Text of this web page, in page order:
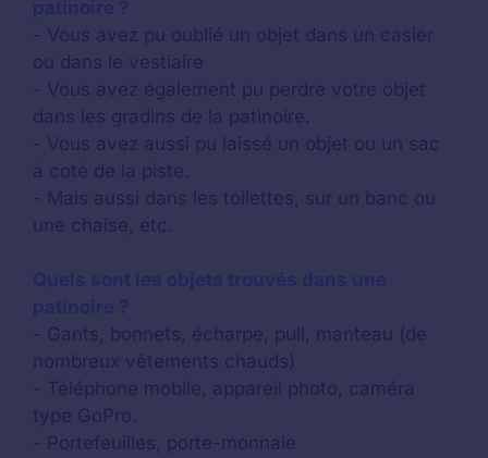
- Vous avez pu oublié un objet dans un casier
ou dans le vestiaire
- Vous avez également pu perdre votre objet
dans les gradins de la patinoire.
- Vous avez aussi pu laissé un objet ou un sac
à coté de la piste.
- Mais aussi dans les toilettes, sur un banc ou
une chaise, etc.
- Gants, bonnets, écharpe, pull, manteau (de
nombreux vêtements chauds)
- Téléphone mobile, appareil photo, caméra
type GoPro.
- Portefeuilles, porte-monnaie